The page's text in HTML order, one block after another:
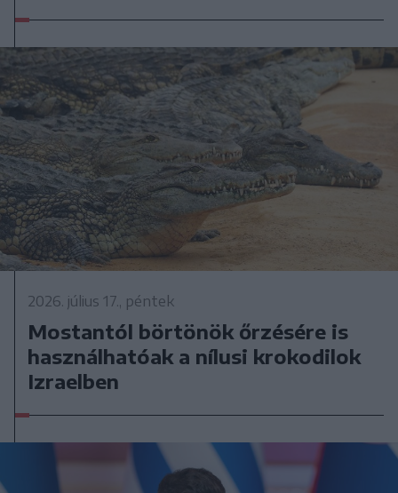
2026. július 17., péntek
Mostantól börtönök őrzésére is
használhatóak a nílusi krokodilok
Izraelben